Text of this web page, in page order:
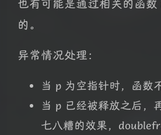
也有可能是通过相关的函数
的。
异常情况处理：
当 p 为空指针时，函数
当 p 已经被释放之后，
七八糟的效果，